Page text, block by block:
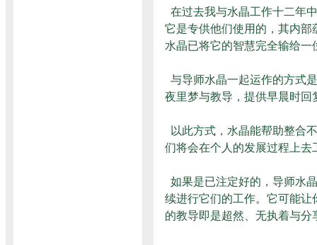
在过去我与水晶工作十二年
它是专供他们使用的，其内
水晶已将它的智慧完全输给
与导师水晶一起运作的方式
夜里梦与教导，提供早晨时回
以此方式，水晶能帮助整合
们将会在个人的发展过程上
如果是已注定好的，导师水
续进行它们的工作。它可能
的教导即是超然、无执着与分